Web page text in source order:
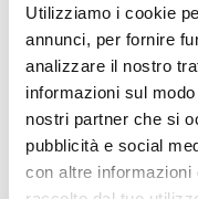
Utilizziamo i cookie
annunci, per fornire
analizzare il nostro
informazioni sul
nostri partner che si
pubblicità e social
con altre informazioni
Enorme
grande
Giappone
21/11/2025